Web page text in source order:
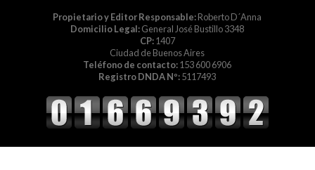
Propietario y Editor Responsable:Roberto D´Anna
Domicilio Legal:General José Bustillo 3348
CP:1407
Ciudad de Buenos Aires
Teléfono de contacto:153 600 6906
Registro DNDA Nº:5117493